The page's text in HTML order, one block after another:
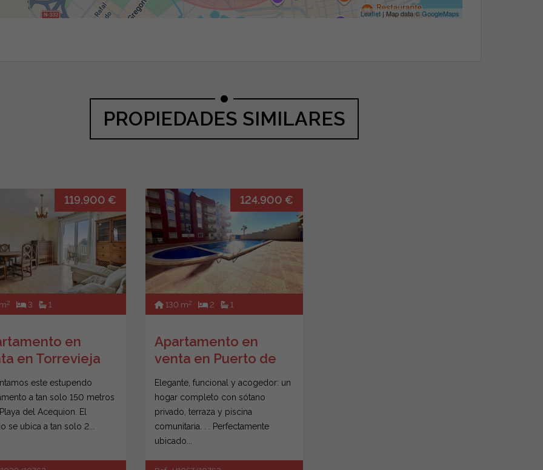
Leaflet| Map data ©GoogleMaps
PROPIEDADES SIMILARES
119.900 €
2 3 1
en
en Torrevieja
este estupendo
a tan solo 150 metros
del Acequion. El
se ubica a tan solo 2...
124.900 €
130 m2 2 1
Apartamento en
venta en Puerto de
Mazarrón
Elegante, funcional y acogedor: un
hogar completo con sótano
privado, terraza y piscina
comunitaria. . . Perfectamente
ubicado...